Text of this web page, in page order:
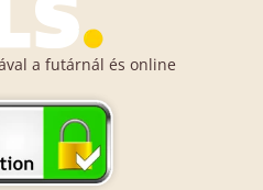
a futárnál és online